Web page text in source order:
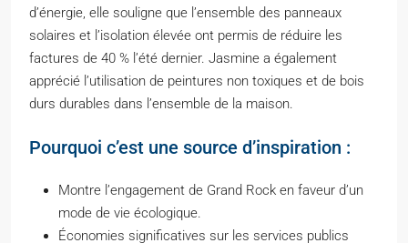
d’énergie, elle souligne que l’ensemble des panneaux
solaires et l’isolation élevée ont permis de réduire les
factures de 40 % l’été dernier. Jasmine a également
apprécié l’utilisation de peintures non toxiques et de bois
durs durables dans l’ensemble de la maison.
Pourquoi c’est une source d’inspiration :
Montre l’engagement de Grand Rock en faveur d’un
mode de vie écologique.
Économies significatives sur les services publics